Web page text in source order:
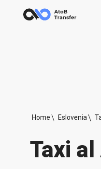
Home Eslovenia
Taxi